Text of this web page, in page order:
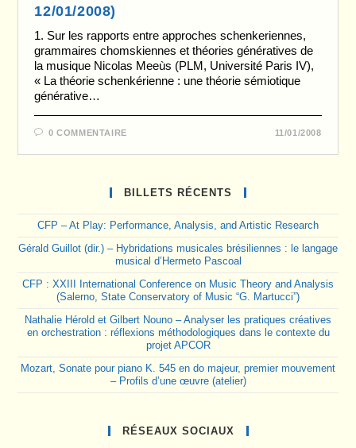
12/01/2008)
1. Sur les rapports entre approches schenkeriennes,
grammaires chomskiennes et théories génératives de
la musique Nicolas Meeùs (PLM, Université Paris IV),
« La théorie schenkérienne : une théorie sémiotique
générative…
0 COMMENTAIRE 11/01/2008
BILLETS RÉCENTS
CFP – At Play: Performance, Analysis, and Artistic Research
Gérald Guillot (dir.) – Hybridations musicales brésiliennes : le langage
musical d’Hermeto Pascoal
CFP : XXIII International Conference on Music Theory and Analysis
(Salerno, State Conservatory of Music “G. Martucci”)
Nathalie Hérold et Gilbert Nouno – Analyser les pratiques créatives
en orchestration : réflexions méthodologiques dans le contexte du
projet APCOR
Mozart, Sonate pour piano K. 545 en do majeur, premier mouvement
– Profils d’une œuvre (atelier)
RÉSEAUX SOCIAUX